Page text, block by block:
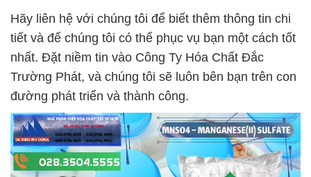
Hãy liên hệ với chúng tôi để biết thêm thông tin chi
tiết và để chúng tôi có thể phục vụ bạn một cách tốt
nhất. Đặt niềm tin vào Công Ty Hóa Chất Đắc
Trường Phát, và chúng tôi sẽ luôn bên bạn trên con
đường phát triển và thành công.